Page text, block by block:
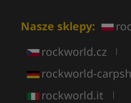
Nasze sklepy:
rockworld.cz |
rockworld-
rockworld.it |